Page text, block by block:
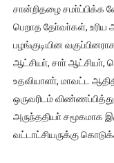
சான்றிதழை சமா்ப்பிக்க
பெறாத தோ்வா்கள்,
பழங்குடியின
ஆட்சியா், சாா் ஆட்சியா்,
உதவியாளா், மாவட்ட
ஒருவரிடம்
அருந்ததியா் சமூகமாக
வட்டாட்சியருக்கு